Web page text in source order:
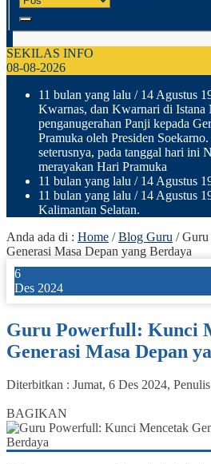
SEKILAS INFO
08-08-2026
11 bulan yang lalu / 14 Agustus
Kwarnas, dan Kwarnari di Istana
penganugerahan Panji kepada
Pramuka oleh Presiden
seterusnya, pada tanggal hari ini
merayakan Hari Pramuka
11 bulan yang lalu / 14 Agustus
11 bulan yang lalu / 14 Agustus
Kalimantan Selatan.
Anda ada di : Home /Blog Guru /
Generasi Masa Depan yang Berdaya
6
Des 2024
Guru Powerfull: Kunci
Generasi Masa Depan
Diterbitkan : Jumat, 6 Des 2024,
BAGIKAN